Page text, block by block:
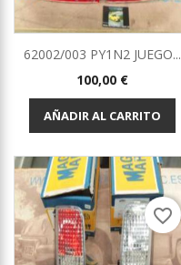
62002/003 PY1N2 JUEGO...
Precio
100,00 €
AÑADIR AL CARRITO
favorite_border